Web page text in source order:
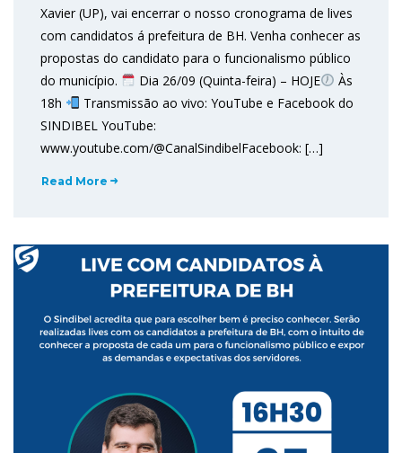
Xavier (UP), vai encerrar o nosso cronograma de lives
com candidatos á prefeitura de BH. Venha conhecer as
propostas do candidato para o funcionalismo público
do município.
Dia 26/09 (Quinta-feira) – HOJE
Às
18h
Transmissão ao vivo: YouTube e Facebook do
SINDIBEL YouTube:
www.youtube.com/@CanalSindibelFacebook: […]
Read More